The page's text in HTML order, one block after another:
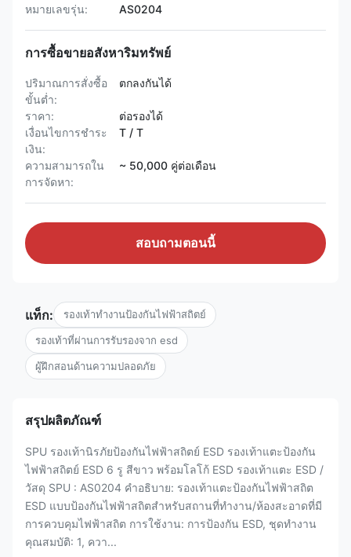
หมายเลขรุ่น:
AS0204
การซื้อขายอสังหาริมทรัพย์
ปริมาณการสั่งซื้อ
ขั้นต่ำ:
ตกลงกันได้
ราคา:
ต่อรองได้
เงื่อนไขการชำระ
เงิน:
T / T
ความสามารถใน
การจัดหา:
~ 50,000 คู่ต่อเดือน
สอบถามตอนนี้
แท็ก: รองเท้าทำงานป้องกันไฟฟ้าสถิตย์
รองเท้าที่ผ่านการรับรองจาก esd
ผู้ฝึกสอนด้านความปลอดภัย
สรุปผลิตภัณฑ์
SPU รองเท้านิรภัยป้องกันไฟฟ้าสถิตย์ ESD รองเท้าแตะป้องกัน
ไฟฟ้าสถิตย์ ESD 6 รู สีขาว พร้อมโลโก้ ESD รองเท้าแตะ ESD /
วัสดุ SPU : AS0204 คำอธิบาย: รองเท้าแตะป้องกันไฟฟ้าสถิต
ESD แบบป้องกันไฟฟ้าสถิตสำหรับสถานที่ทำงาน/ห้องสะอาดที่มี
การควบคุมไฟฟ้าสถิต การใช้งาน: การป้องกัน ESD, ชุดทำงาน
คุณสมบัติ: 1, ควา...